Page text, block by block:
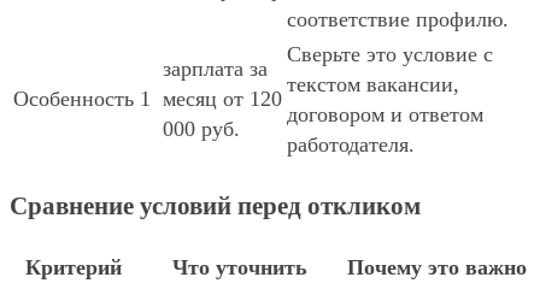
соответствие профилю.
Особенность 1
зарплата за
месяц от 120
000 руб.
Сверьте это условие с
текстом вакансии,
договором и ответом
работодателя.
Сравнение условий перед откликом
Критерий Что уточнить Почему это важно